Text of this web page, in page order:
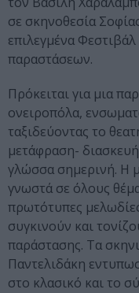
σε σκηνοθεσία
επιλεγμένα
παραστάσεων.
Πρόκειται για μια
ονειροπόλα,
ταξιδεύοντας το
μετάφραση-
γλώσσα σημερινή. H
γνωστά σε όλους
πρωτότυπες
συγκινούν και
παράστασης. Τα
Παντελιδάκη
στο κλασικό και το